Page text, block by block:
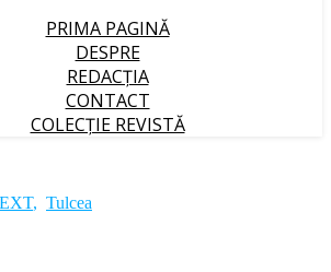
PRIMA PAGINĂ
DESPRE
REDACȚIA
CONTACT
COLECȚIE REVISTĂ
, Tulcea